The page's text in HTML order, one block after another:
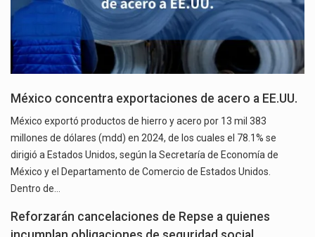
México concentra exportaciones de acero a EE.UU.
México exportó productos de hierro y acero por 13 mil 383
millones de dólares (mdd) en 2024, de los cuales el 78.1% se
dirigió a Estados Unidos, según la Secretaría de Economía de
México y el Departamento de Comercio de Estados Unidos.
Dentro de…
Reforzarán cancelaciones de Repse a quienes